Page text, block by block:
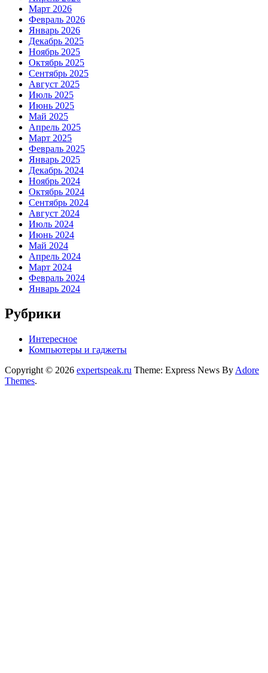
Март 2026
Февраль 2026
Январь 2026
Декабрь 2025
Ноябрь 2025
Октябрь 2025
Сентябрь 2025
Август 2025
Июль 2025
Июнь 2025
Май 2025
Апрель 2025
Март 2025
Февраль 2025
Январь 2025
Декабрь 2024
Ноябрь 2024
Октябрь 2024
Сентябрь 2024
Август 2024
Июль 2024
Июнь 2024
Май 2024
Апрель 2024
Март 2024
Февраль 2024
Январь 2024
Рубрики
Интересное
Компьютеры и гаджеты
Copyright © 2026 expertspeak.ru Theme: Express News By Adore
Themes.